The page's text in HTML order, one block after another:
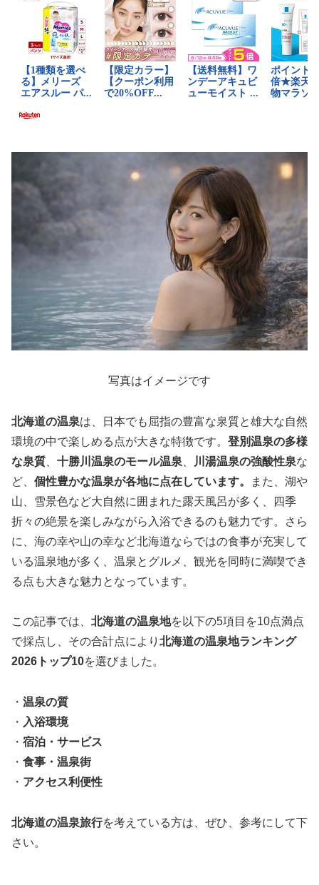
写真はイメージです
北海道の温泉は、日本でも屈指の豊富な泉質と雄大な自然
環境の中で楽しめる点が大きな特徴です。 登別温泉の多様
な泉質
十勝川温泉のモール温泉 川湯温泉の強酸性泉な
ど、 個性豊かな温泉が各地に点在しています。
また、湖や
山、雪景色など大自然に囲まれた露天風呂が多く、四季
折々の絶景を楽しみながら入浴できるのも魅力です。さら
に、海の幸や山の幸など北海道ならではの食事が充実して
いる温泉地が多く、温泉とグルメ、観光を同時に満喫でき
る点も大きな魅力となっています。
この記事では、 北海道の温泉地を以下の5項目を10点満点
で採点し、その合計点により 北海道の温泉地ランキング
2026トップ10を選びました。
・ 温泉の質
・ 入浴環境
・ 宿泊・サービス
・ 食事・温泉街
・ アクセス利便性
北海道の温泉旅行を考えている方は、ぜひ、参考にして下
さい。